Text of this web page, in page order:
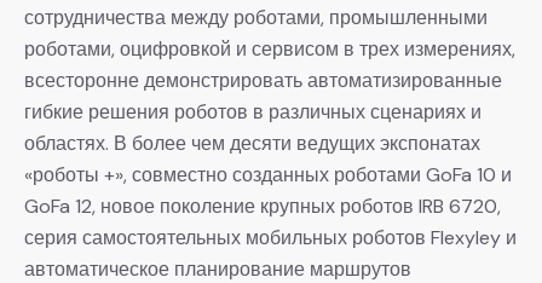
сотрудничества между роботами, промышленными
роботами, оцифровкой и сервисом в трех измерениях,
всесторонне демонстрировать автоматизированные
гибкие решения роботов в различных сценариях и
областях. В более чем десяти ведущих экспонатах
«роботы +», совместно созданных роботами GoFa 10 и
GoFa 12, новое поколение крупных роботов IRB 6720,
серия самостоятельных мобильных роботов Flexyley и
автоматическое планирование маршрутов